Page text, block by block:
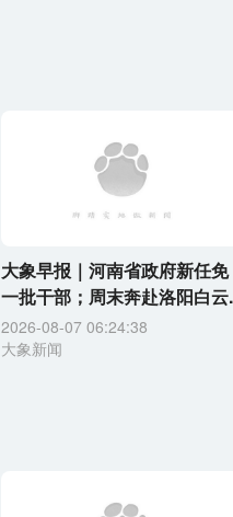
大象早报｜河南省政府新任免
一批干部；周末奔赴洛阳白云
2026-08-07 06:24:38
大象新闻